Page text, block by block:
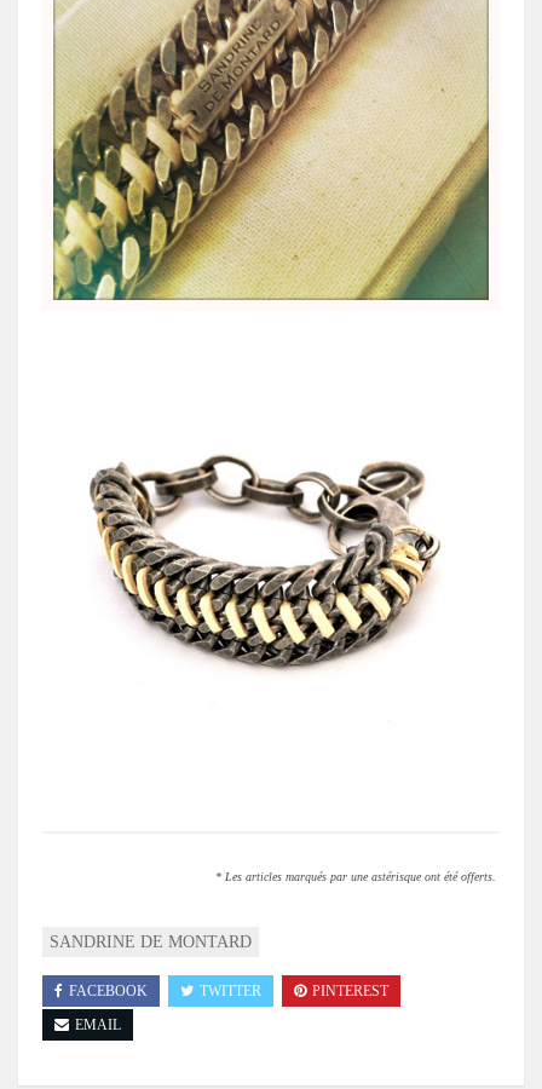
* Les articles marqués par une astérisque ont été offerts.
SANDRINE DE MONTARD
FACEBOOK TWITTER
PINTEREST
EMAIL